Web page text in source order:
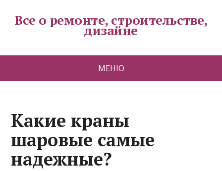
Все о ремонте, строительстве,
дизайне
МЕНЮ
Какие краны
шаровые самые
надежные?